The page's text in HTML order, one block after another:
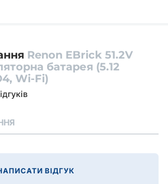
Renon EBrick 51.2V
батарея (5.12
Wi-Fi)
ВІДГУК